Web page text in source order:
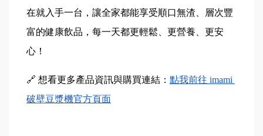
在就入手一台，讓全家都能享受順口無渣、層次豐
富的健康飲品，每一天都更輕鬆、更營養、更安
心！
🔗 想看更多產品資訊與購買連結： 點我前往 imami
破壁豆漿機官方頁面